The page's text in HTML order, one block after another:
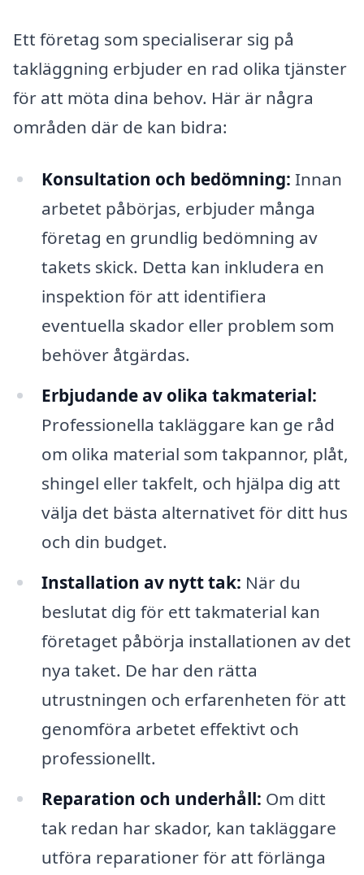
Ett företag som specialiserar sig på
takläggning erbjuder en rad olika tjänster
för att möta dina behov. Här är några
områden där de kan bidra:
Konsultation och bedömning: Innan
arbetet påbörjas, erbjuder många
företag en grundlig bedömning av
takets skick. Detta kan inkludera en
inspektion för att identifiera
eventuella skador eller problem som
behöver åtgärdas.
Erbjudande av olika takmaterial:
Professionella takläggare kan ge råd
om olika material som takpannor, plåt,
shingel eller takfelt, och hjälpa dig att
välja det bästa alternativet för ditt hus
och din budget.
Installation av nytt tak: När du
beslutat dig för ett takmaterial kan
företaget påbörja installationen av det
nya taket. De har den rätta
utrustningen och erfarenheten för att
genomföra arbetet effektivt och
professionellt.
Reparation och underhåll: Om ditt
tak redan har skador, kan takläggare
utföra reparationer för att förlänga